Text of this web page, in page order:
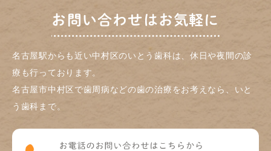
お問い合わせはお気軽に
名古屋駅からも近い中村区のいとう歯科は、休日や夜間の診
療も行っております。
名古屋市中村区で歯周病などの歯の治療をお考えなら、いと
う歯科まで。